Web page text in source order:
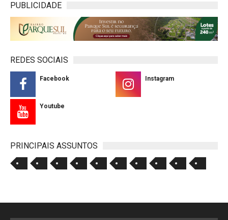
PUBLICIDADE
REDES SOCIAIS
Facebook Instagram
Youtube
PRINCIPAIS ASSUNTOS